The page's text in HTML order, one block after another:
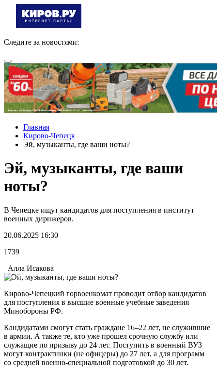
Следите за новостями:
Главная
Кирово-Чепецк
Эй, музыканты, где ваши ноты?
Эй, музыканты, где ваши
ноты?
В Чепецке ищут кандидатов для поступления в институт
военных дирижеров.
20.06.2025 16:30
1739
Алла Исакова
Кирово-Чепецкий горвоенкомат проводит отбор кандидатов
для поступления в высшие военные учебные заведения
Минобороны РФ.
Кандидатами смогут стать граждане 16–22 лет, не служившие
в армии. А также те, кто уже прошел срочную службу или
служащие по призыву до 24 лет. Поступить в военный ВУЗ
могут контрактники (не офицеры) до 27 лет, а для программ
со средней военно-специальной подготовкой до 30 лет.